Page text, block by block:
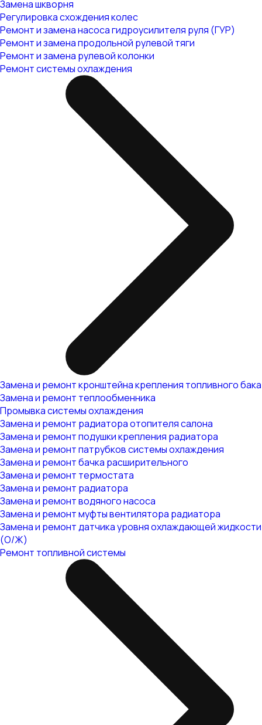
Замена шкворня
Регулировка схождения колес
Ремонт и замена насоса гидроусилителя руля (ГУР)
Ремонт и замена продольной рулевой тяги
Ремонт и замена рулевой колонки
Ремонт системы охлаждения
Замена и ремонт кронштейна крепления топливного бака
Замена и ремонт теплообменника
Промывка системы охлаждения
Замена и ремонт радиатора отопителя салона
Замена и ремонт подушки крепления радиатора
Замена и ремонт патрубков системы охлаждения
Замена и ремонт бачка расширительного
Замена и ремонт термостата
Замена и ремонт радиатора
Замена и ремонт водяного насоса
Замена и ремонт муфты вентилятора радиатора
Замена и ремонт датчика уровня охлаждающей жидкости
(О/Ж)
Ремонт топливной системы